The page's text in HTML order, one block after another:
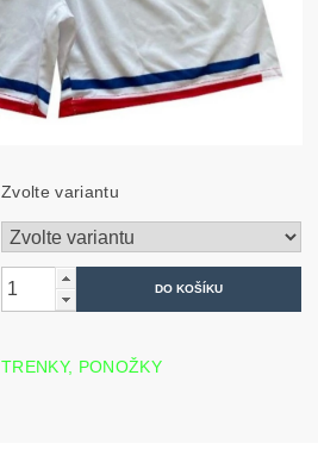
Zvolte variantu
TRENKY, PONOŽKY